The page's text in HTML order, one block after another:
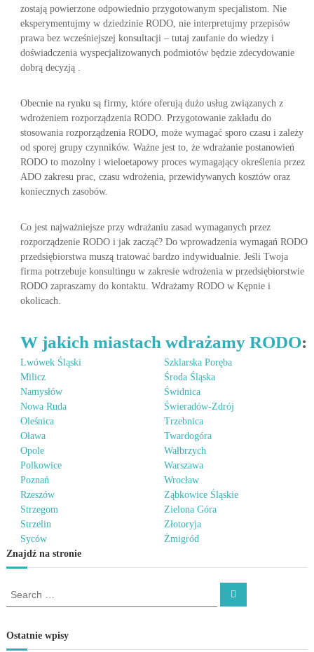
zostają powierzone odpowiednio przygotowanym specjalistom. Nie
eksperymentujmy w dziedzinie RODO, nie interpretujmy przepisów
prawa bez wcześniejszej konsultacji – tutaj zaufanie do wiedzy i
doświadczenia wyspecjalizowanych podmiotów będzie zdecydowanie
dobrą decyzją .
Obecnie na rynku są firmy, które oferują dużo usług związanych z
wdrożeniem rozporządzenia RODO. Przygotowanie zakładu do
stosowania rozporządzenia RODO, może wymagać sporo czasu i zależy
od sporej grupy czynników. Ważne jest to, że wdrażanie postanowień
RODO to mozolny i wieloetapowy proces wymagający określenia przez
ADO zakresu prac, czasu wdrożenia, przewidywanych kosztów oraz
koniecznych zasobów.
Co jest najważniejsze przy wdrażaniu zasad wymaganych przez
rozporządzenie RODO i jak zacząć? Do wprowadzenia wymagań RODO
przedsiębiorstwa muszą tratować bardzo indywidualnie. Jeśli Twoja
firma potrzebuje konsultingu w zakresie wdrożenia w przedsiębiorstwie
RODO zapraszamy do kontaktu. Wdrażamy RODO w Kępnie i
okolicach.
W jakich miastach wdrażamy RODO:
Lwówek Śląski
Milicz
Namysłów
Nowa Ruda
Oleśnica
Oława
Opole
Polkowice
Poznań
Rzeszów
Strzegom
Strzelin
Syców
Szklarska Poręba
Środa Śląska
Świdnica
Świeradów-Zdrój
Trzebnica
Twardogóra
Wałbrzych
Warszawa
Wrocław
Ząbkowice Śląskie
Zielona Góra
Złotoryja
Żmigród
Znajdź na stronie
r
c
S
Ostatnie wpisy